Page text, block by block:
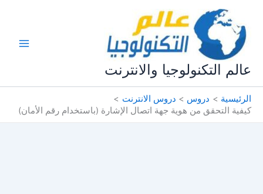
المحتوى
عالم التكنولوجيا والانترنت
الرئيسية دروس
دروس الانترنت
كيفية التحقق من هوية جهة اتصال الإشارة (باستخدام رقم الأمان)